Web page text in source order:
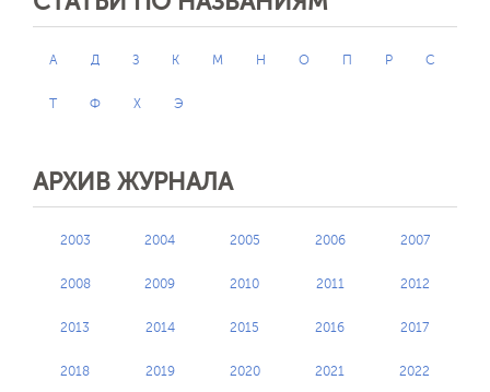
А Д З К М Н О П Р С
Т Ф Х Э
АРХИВ ЖУРНАЛА
2003 2004 2005 2006 2007
2008 2009 2010 2011 2012
2013 2014 2015 2016 2017
2018 2019 2020 2021 2022